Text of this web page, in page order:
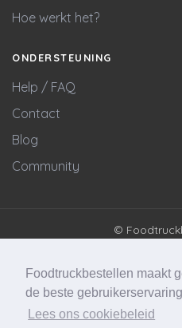
Foodtruckbestellen maakt
de beste
Lees ons cookiebeleid
Hoe werkt het?
ONDERSTEUNING
Help / FAQ
Contact
Blog
Community
©
Cookie
Website & marketing